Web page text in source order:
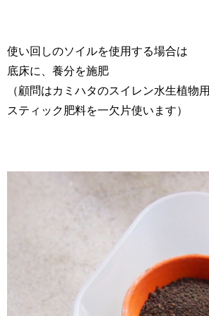
使い回しのソイルを使用する場合は
底床に、養分を施肥
（顧問はカミハタのスイレン水生植物用
スティック肥料を一欠片使います）